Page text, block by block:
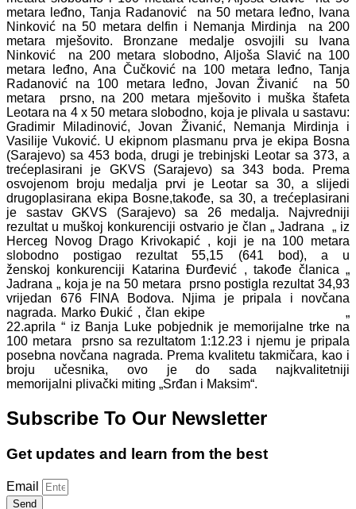
metara leđno, Tanja Radanović na 50 metara leđno, Ivana
Ninković na 50 metara delfin i Nemanja Mirdinja na 200
metara mješovito. Bronzane medalje osvojili su Ivana
Ninković na 200 metara slobodno, Aljoša Slavić na 100
metara leđno, Ana Čučković na 100 metara leđno, Tanja
Radanović na 100 metara leđno, Jovan Živanić na 50
metara prsno, na 200 metara mješovito i muška štafeta
Leotara na 4 x 50 metara slobodno, koja je plivala u sastavu:
Gradimir Miladinović, Jovan Živanić, Nemanja Mirdinja i
Vasilije Vuković. U ekipnom plasmanu prva je ekipa Bosna
(Sarajevo) sa 453 boda, drugi je trebinjski Leotar sa 373, a
trećeplasirani je GKVS (Sarajevo) sa 343 boda. Prema
osvojenom broju medalja prvi je Leotar sa 30, a slijedi
drugoplasirana ekipa Bosne,takođe, sa 30, a trećeplasirani
je sastav GKVS (Sarajevo) sa 26 medalja. Najvredniji
rezultat u muškoj konkurenciji ostvario je član „ Jadrana „ iz
Herceg Novog Drago Krivokapić , koji je na 100 metara
slobodno postigao rezultat 55,15 (641 bod), a u
ženskoj konkurenciji Katarina Đurđević , takođe članica „
Jadrana „ koja je na 50 metara prsno postigla rezultat 34,93
vrijedan 676 FINA Bodova. Njima je pripala i novčana
nagrada. Marko Đukić , član ekipe „
22.aprila “ iz Banja Luke pobjednik je memorijalne trke na
100 metara prsno sa rezultatom 1:12.23 i njemu je pripala
posebna novčana nagrada. Prema kvalitetu takmičara, kao i
broju učesnika, ovo je do sada najkvalitetniji
memorijalni plivački miting „Srđan i Maksim“.
Subscribe To Our Newsletter
Get updates and learn from the best
Email
Send